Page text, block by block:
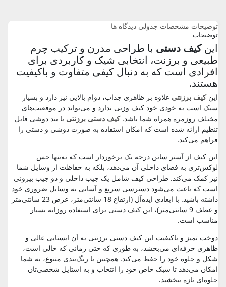
توضیحات مشخصات جدولی دیدگاه ها
توضیحات
اینکیف دستی با طراحی مدرن و ترکیب چرم
طبیعی و برزنت، انتخابی شیک و کاربردی برای
افرادی است که به دنبال کیفی متفاوت و باکیفیت
هستند.
اینکیف برزنتی علاوه بر ظاهری جذاب، دوام بالایی نیز دارد و بسیار
سبک است به خودی خود کیف وزنی ندارد و می‌تواند در موقعیت‌های
مختلف روزمره همراه شما باشد.کیف دستی برزنتی با بند دوشی قابل
تنظیم ارائه شده است که امکان استفاده به صورت دوشی و دستی را
فراهم می‌کند.
این کیف از آستر ساتن درجه یک برخوردار است که نه‌تنها حس
لوکس‌تری به فضای داخلی آن می‌دهد، بلکه به حفاظت از وسایل شما
نیز کمک می‌کند. طراحی کیف شامل یک جیب داخلی و دو جیب بیرونی
است که باعث می‌شود دسترسی سریع و آسانی به وسایل ضروری خود
داشته باشید. با ابعادی ایده‌آل (ارتفاع 18 سانتی‌متر، عرض 23 سانتی‌متر
و عطف 9 سانتی‌متر)، این کیف دستی برای استفاده روزانه بسیار
مناسب است.
دوخت تمیز و باکیفیت این کیف دستی برزنتی به آن ایستایی عالی و
ظاهری حرفه‌ای می‌بخشد، به طوری که حتی زمانی که خالی است،
شکل و جلوه خود را حفظ می‌کند. همچنین با رنگ‌بندی متنوع، به شما
امکان می‌دهد تا سبک خاص خود را انتخاب و به استایل شخصی‌تان
جلوه‌ای تازه ببخشید.